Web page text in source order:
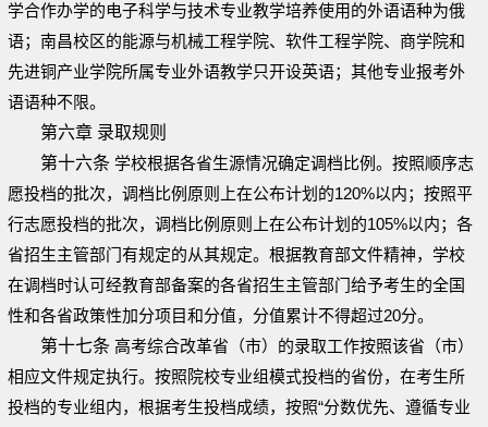
学合作办学的电子科学与技术专业教学培养使用的外语语种为俄
语；南昌校区的能源与机械工程学院、软件工程学院、商学院和
先进铜产业学院所属专业外语教学只开设英语；其他专业报考外
语语种不限。
第六章 录取规则
第十六条 学校根据各省生源情况确定调档比例。按照顺序志
愿投档的批次，调档比例原则上在公布计划的120%以内；按照平
行志愿投档的批次，调档比例原则上在公布计划的105%以内；各
省招生主管部门有规定的从其规定。根据教育部文件精神，学校
在调档时认可经教育部备案的各省招生主管部门给予考生的全国
性和各省政策性加分项目和分值，分值累计不得超过20分。
第十七条 高考综合改革省（市）的录取工作按照该省（市）
相应文件规定执行。按照院校专业组模式投档的省份，在考生所
投档的专业组内，根据考生投档成绩，按照“分数优先、遵循专业